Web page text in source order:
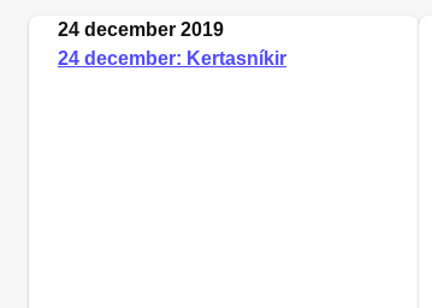
24 december 2019
24 december: Kertasníkir